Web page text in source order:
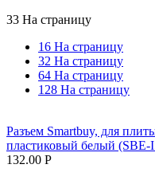
33 На страницу
16 На страницу
32 На страницу
64 На страницу
128 На страницу
Разъем Smartbuy, для
пластиковый белый (SBE-
132.00 Р